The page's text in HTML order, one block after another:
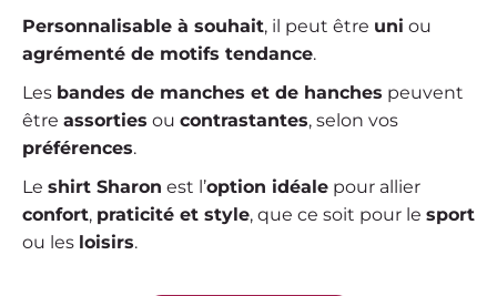
Personnalisable à souhait, il peut être uni ou
agrémenté de motifs tendance.
Les bandes de manches et de hanches peuvent
être assorties ou contrastantes, selon vos
préférences.
Le shirt Sharon est l’option idéale pour allier
confort, praticité et style, que ce soit pour le sport
ou les loisirs.